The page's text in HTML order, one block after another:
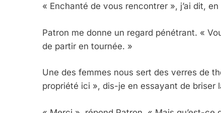
« Enchanté de vous rencontrer », j’ai dit,
Patron me donne un regard pénétrant. «
de partir en tournée. »
Une des femmes nous sert des verres de
propriété ici », dis-je en essayant de briser